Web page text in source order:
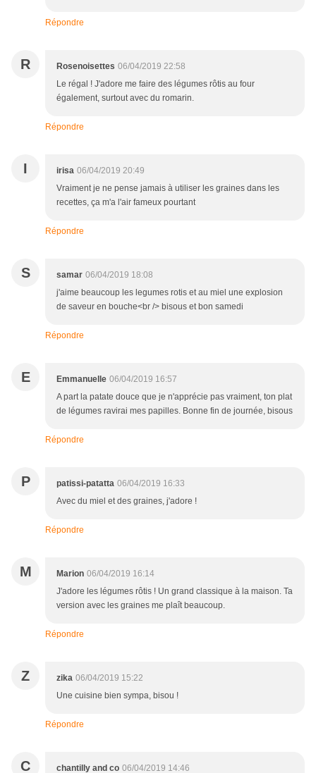
Répondre
R Rosenoisettes 06/04/2019 22:58
Le régal ! J'adore me faire des légumes rôtis au four
également, surtout avec du romarin.
Répondre
I irisa 06/04/2019 20:49
Vraiment je ne pense jamais à utiliser les graines dans les
recettes, ça m'a l'air fameux pourtant
Répondre
S samar 06/04/2019 18:08
j'aime beaucoup les legumes rotis et au miel une explosion
de saveur en bouche<br /> bisous et bon samedi
Répondre
E Emmanuelle 06/04/2019 16:57
A part la patate douce que je n'apprécie pas vraiment, ton plat
de légumes ravirai mes papilles. Bonne fin de journée, bisous
Répondre
P patissi-patatta 06/04/2019 16:33
Avec du miel et des graines, j'adore !
Répondre
M Marion 06/04/2019 16:14
J'adore les légumes rôtis ! Un grand classique à la maison. Ta
version avec les graines me plaît beaucoup.
Répondre
Z zika 06/04/2019 15:22
Une cuisine bien sympa, bisou !
Répondre
C chantilly and co 06/04/2019 14:46